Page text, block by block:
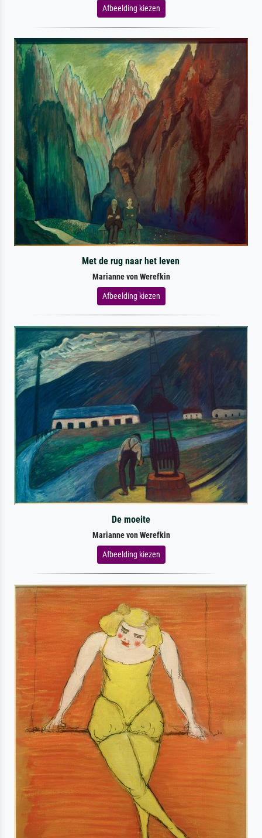
Afbeelding kiezen
Met de rug naar het leven
Marianne von Werefkin
Afbeelding kiezen
De moeite
Marianne von Werefkin
Afbeelding kiezen